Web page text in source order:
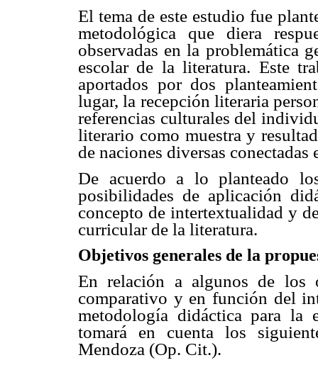
El tema de este estudio fue
metodológica que diera
observadas en la problemática
escolar de la literatura. Este
aportados por dos
lugar, la recepción literaria
referencias culturales del
literario como muestra y
de naciones diversas conectadas
De acuerdo a lo planteado
posibilidades de aplicación
concepto de intertextualidad y
curricular de la literatura.
Objetivos generales de la
En relación a algunos de los
comparativo y en función del
metodología didáctica para la
tomará en cuenta los
Mendoza (Op. Cit.).